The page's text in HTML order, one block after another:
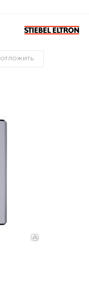
ОТЛОЖИТЬ